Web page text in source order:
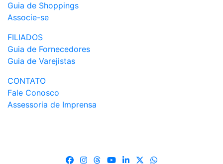
Guia de Shoppings
Associe-se
FILIADOS
Guia de Fornecedores
Guia de Varejistas
CONTATO
Fale Conosco
Assessoria de Imprensa